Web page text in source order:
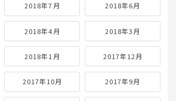
2018年7月 2018年6月
2018年4月 2018年3月
2018年1月 2017年12月
2017年10月 2017年9月